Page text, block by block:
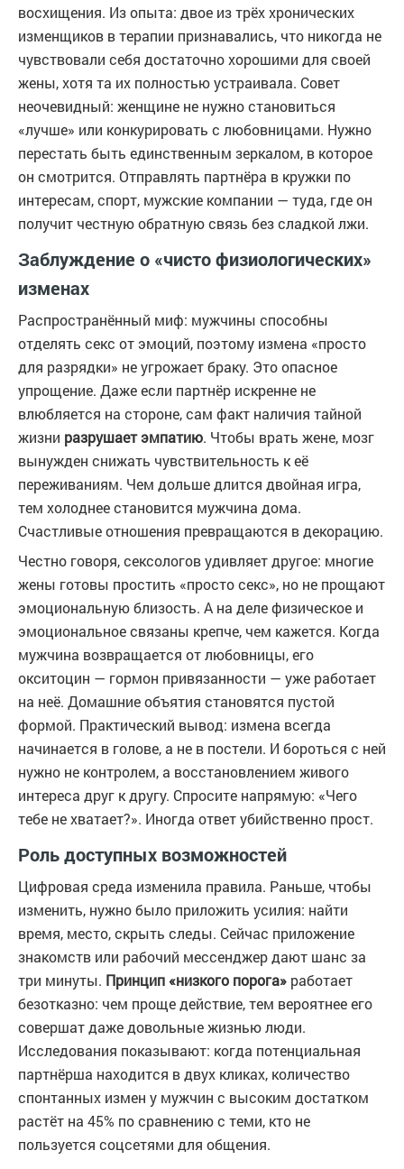
восхищения. Из опыта: двое из трёх хронических
изменщиков в терапии признавались, что никогда не
чувствовали себя достаточно хорошими для своей
жены, хотя та их полностью устраивала. Совет
неочевидный: женщине не нужно становиться
«лучше» или конкурировать с любовницами. Нужно
перестать быть единственным зеркалом, в которое
он смотрится. Отправлять партнёра в кружки по
интересам, спорт, мужские компании — туда, где он
получит честную обратную связь без сладкой лжи.
Заблуждение о «чисто физиологических»
изменах
Распространённый миф: мужчины способны
отделять секс от эмоций, поэтому измена «просто
для разрядки» не угрожает браку. Это опасное
упрощение. Даже если партнёр искренне не
влюбляется на стороне, сам факт наличия тайной
жизни разрушает эмпатию. Чтобы врать жене, мозг
вынужден снижать чувствительность к её
переживаниям. Чем дольше длится двойная игра,
тем холоднее становится мужчина дома.
Счастливые отношения превращаются в декорацию.
Честно говоря, сексологов удивляет другое: многие
жены готовы простить «просто секс», но не прощают
эмоциональную близость. А на деле физическое и
эмоциональное связаны крепче, чем кажется. Когда
мужчина возвращается от любовницы, его
окситоцин — гормон привязанности — уже работает
на неё. Домашние объятия становятся пустой
формой. Практический вывод: измена всегда
начинается в голове, а не в постели. И бороться с ней
нужно не контролем, а восстановлением живого
интереса друг к другу. Спросите напрямую: «Чего
тебе не хватает?». Иногда ответ убийственно прост.
Роль доступных возможностей
Цифровая среда изменила правила. Раньше, чтобы
изменить, нужно было приложить усилия: найти
время, место, скрыть следы. Сейчас приложение
знакомств или рабочий мессенджер дают шанс за
три минуты. Принцип «низкого порога» работает
безотказно: чем проще действие, тем вероятнее его
совершат даже довольные жизнью люди.
Исследования показывают: когда потенциальная
партнёрша находится в двух кликах, количество
спонтанных измен у мужчин с высоким достатком
растёт на 45% по сравнению с теми, кто не
пользуется соцсетями для общения.